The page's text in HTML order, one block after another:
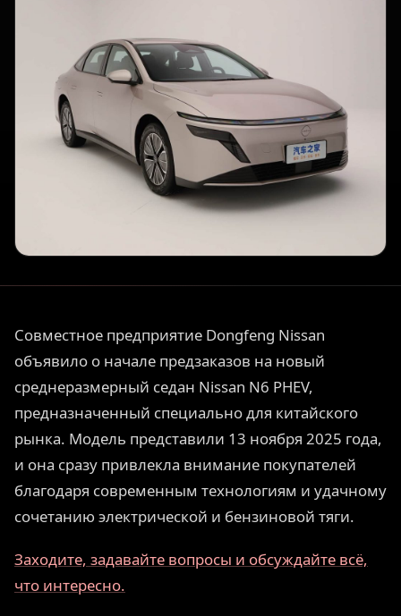
Совместное предприятие Dongfeng Nissan
объявило о начале предзаказов на новый
среднеразмерный седан Nissan N6 PHEV,
предназначенный специально для китайского
рынка. Модель представили 13 ноября 2025 года,
и она сразу привлекла внимание покупателей
благодаря современным технологиям и удачному
сочетанию электрической и бензиновой тяги.
Заходите, задавайте вопросы и обсуждайте всё,
что интересно.